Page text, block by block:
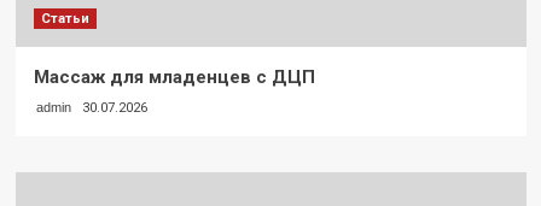
Статьи
Массаж для младенцев с ДЦП
admin 30.07.2026